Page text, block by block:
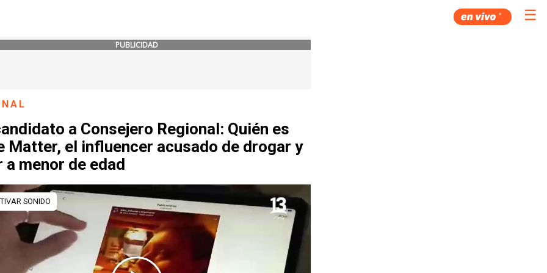
☰
PUBLICIDAD
a Consejero Regional: Quién es
Matter, el influencer acusado de drogar y
a menor de edad